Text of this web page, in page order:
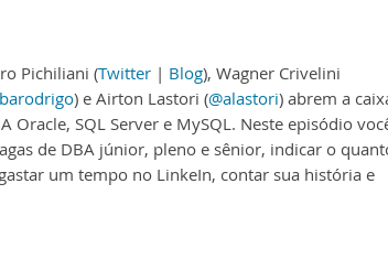
Pichiliani (Twitter | Blog), Wagner Crivelini
) e Airton Lastori (@alastori) abrem a
Oracle, SQL Server e MySQL. Neste episódio
de DBA júnior, pleno e sênior, indicar o
um tempo no LinkeIn, contar sua história e